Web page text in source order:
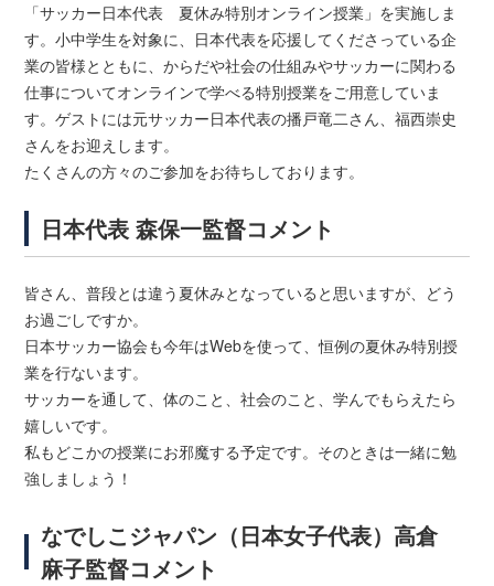
「サッカー日本代表 夏休み特別オンライン授業」を実施しま
す。小中学生を対象に、日本代表を応援してくださっている企
業の皆様とともに、からだや社会の仕組みやサッカーに関わる
仕事についてオンラインで学べる特別授業をご用意していま
す。ゲストには元サッカー日本代表の播戸竜二さん、福西崇史
さんをお迎えします。
たくさんの方々のご参加をお待ちしております。
日本代表 森保一監督コメント
皆さん、普段とは違う夏休みとなっていると思いますが、どう
お過ごしですか。
日本サッカー協会も今年はWebを使って、恒例の夏休み特別授
業を行ないます。
サッカーを通して、体のこと、社会のこと、学んでもらえたら
嬉しいです。
私もどこかの授業にお邪魔する予定です。そのときは一緒に勉
強しましょう！
なでしこジャパン（日本女子代表）高倉
麻子監督コメント